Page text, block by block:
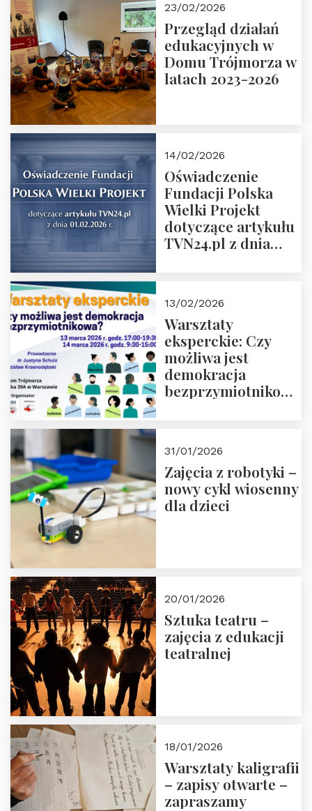
Rozmawiają red.
Grzegorz Górny i
prof. Michał
Łuczewski
23/02/2026
Przegląd działań
edukacyjnych w
Domu Trójmorza w
latach 2023-2026
14/02/2026
Oświadczenie
Fundacji Polska
Wielki Projekt
dotyczące artykułu
TVN24.pl z dnia
13/02/2026
Warsztaty
eksperckie: Czy
możliwa jest
demokracja
bezprzymiotnikowa?
31/01/2026
Zajęcia z robotyki –
nowy cykl wiosenny
dla dzieci
20/01/2026
Sztuka teatru –
zajęcia z edukacji
teatralnej
18/01/2026
Warsztaty kaligrafii
– zapisy otwarte –
zapraszamy